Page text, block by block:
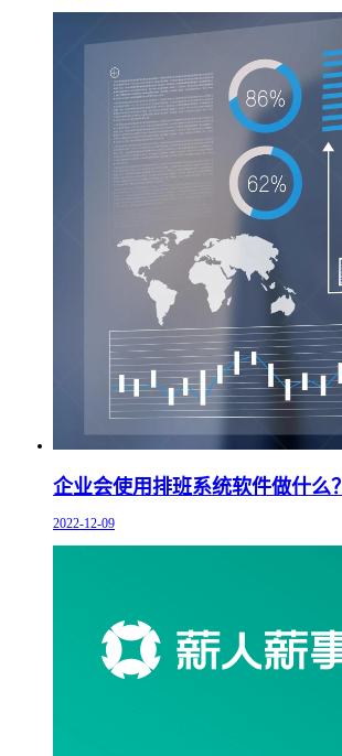
企业会使用排班系统软件做什么？
2022-12-09